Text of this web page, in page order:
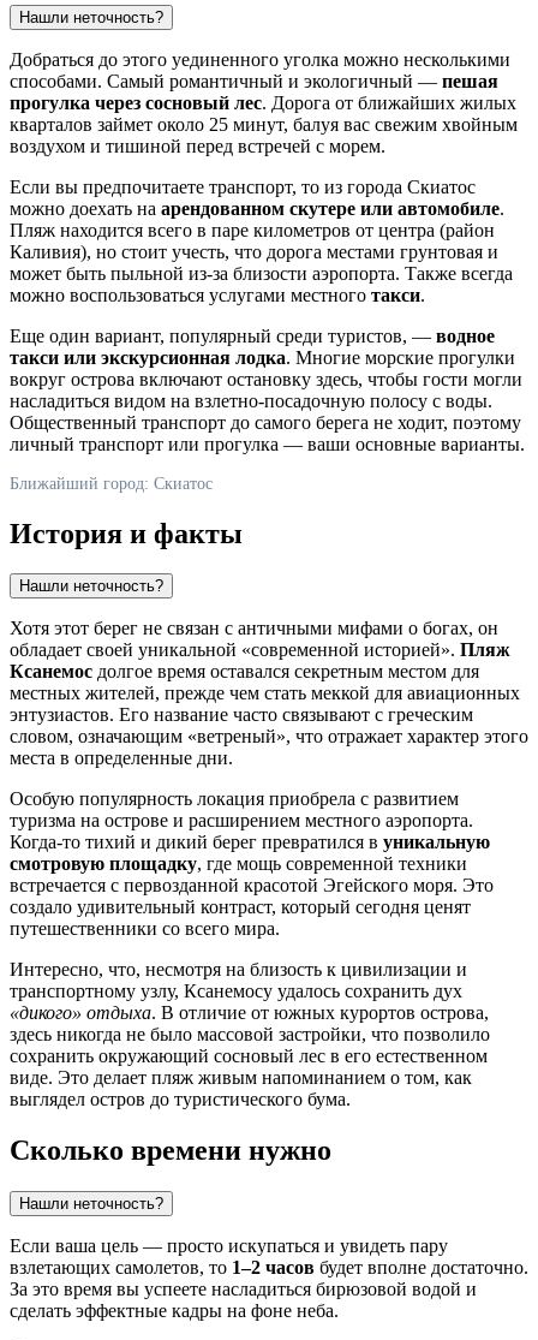
Нашли неточность?
Добраться до этого уединенного уголка можно несколькими
способами. Самый романтичный и экологичный — пешая
прогулка через сосновый лес. Дорога от ближайших жилых
кварталов займет около 25 минут, балуя вас свежим хвойным
воздухом и тишиной перед встречей с морем.
Если вы предпочитаете транспорт, то из города Скиатос
можно доехать на арендованном скутере или автомобиле.
Пляж находится всего в паре километров от центра (район
Каливия), но стоит учесть, что дорога местами грунтовая и
может быть пыльной из-за близости аэропорта. Также всегда
можно воспользоваться услугами местного такси.
Еще один вариант, популярный среди туристов, — водное
такси или экскурсионная лодка. Многие морские прогулки
вокруг острова включают остановку здесь, чтобы гости могли
насладиться видом на взлетно-посадочную полосу с воды.
Общественный транспорт до самого берега не ходит, поэтому
личный транспорт или прогулка — ваши основные варианты.
Ближайший город: Скиатос
История и факты
Нашли неточность?
Хотя этот берег не связан с античными мифами о богах, он
обладает своей уникальной «современной историей». Пляж
Ксанемос долгое время оставался секретным местом для
местных жителей, прежде чем стать меккой для авиационных
энтузиастов. Его название часто связывают с греческим
словом, означающим «ветреный», что отражает характер этого
места в определенные дни.
Особую популярность локация приобрела с развитием
туризма на острове и расширением местного аэропорта.
Когда-то тихий и дикий берег превратился в уникальную
смотровую площадку, где мощь современной техники
встречается с первозданной красотой Эгейского моря. Это
создало удивительный контраст, который сегодня ценят
путешественники со всего мира.
Интересно, что, несмотря на близость к цивилизации и
транспортному узлу, Ксанемосу удалось сохранить дух
«дикого» отдыха. В отличие от южных курортов острова,
здесь никогда не было массовой застройки, что позволило
сохранить окружающий сосновый лес в его естественном
виде. Это делает пляж живым напоминанием о том, как
выглядел остров до туристического бума.
Сколько времени нужно
Нашли неточность?
Если ваша цель — просто искупаться и увидеть пару
взлетающих самолетов, то 1–2 часов будет вполне достаточно.
За это время вы успеете насладиться бирюзовой водой и
сделать эффектные кадры на фоне неба.